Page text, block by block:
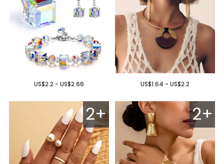
US$2.2 - US$2.66 US$1.64 - US$2.2
2+ 2+